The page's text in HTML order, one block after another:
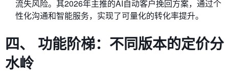
流失风险。其2026年主推的AI自动客户挽回方案，通过个
性化沟通和智能服务，实现了可量化的转化率提升。
四、 功能阶梯：不同版本的定价分
水岭